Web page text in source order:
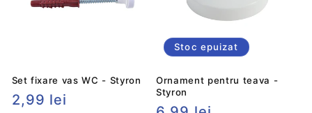
Set fixare vas WC - Styron
Preț
2,99 lei
Stoc epuizat
Ornament pentru teava -
Styron